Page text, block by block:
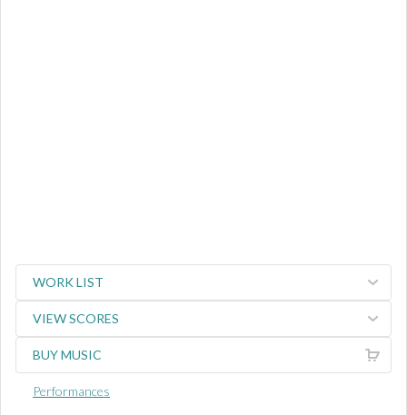
WORK LIST
VIEW SCORES
BUY MUSIC
Performances